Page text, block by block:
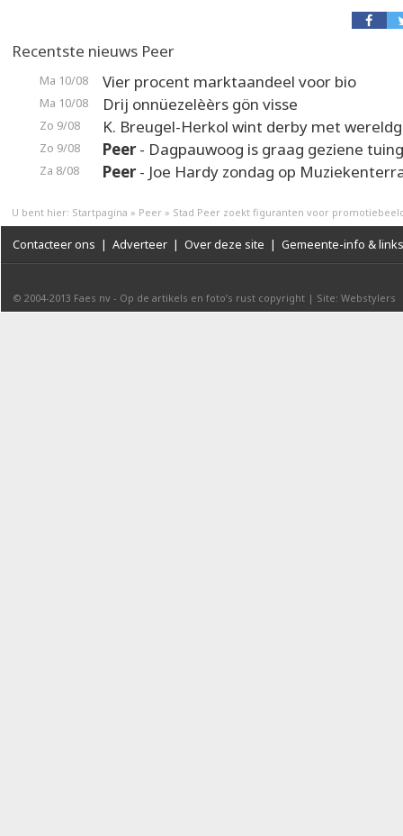
Recentste nieuws Peer
Ma 10/08 Vier procent marktaandeel voor bio
Ma 10/08 Drij onnüezelèèrs gön visse
Zo 9/08 K. Breugel-Herkol wint derby met
Zo 9/08 Peer- Dagpauwoog is graag geziene
Za 8/08 Peer- Joe Hardy zondag op
U bent hier: Startpagina » Peer » Stad Peer zoekt figuranten voor
Contacteer ons | Adverteer | Over deze site | Gemeente-info & links
© 2004-2013 Faes nv - Op de artikels en foto’s rust copyright | Site: Webstylers